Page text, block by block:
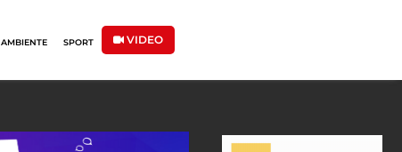
AMBIENTE SPORT VIDEO